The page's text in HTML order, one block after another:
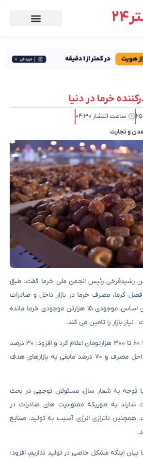
خرما در دنیا
ساعت انتشار ۰۴:۳۰
و تجارت
تیتر۲۴، محسن رشیدفرخی رئیس انجمن ملی خرما گفت: طبق
گرما، مصرف خرما در بازار داخل و صادرات
کاهش می یابد که براین اساس موجودی ۱۵ هزارتن موجودی خرما مانده
نیاز بازار را تامین می کند.
وی قیمت هرکیلو خرما را ۶۰ تا ۳۰۰ هزارتومان اعلام کرد و افزود: ۳۰ درصد
خرمای تولیدی در بازار داخل مصرف و ۷۰ درصد مابقی به بازارهای هدف
توجه به شعار سال، مسئولان توجهی در بحث
ندارند به طوریکه ممنوعیت های صادرات در
ناترازی انرژی آسیب به تولید، صنایع
اینکه مشکل خاصی در تولید نداریم، افزود: